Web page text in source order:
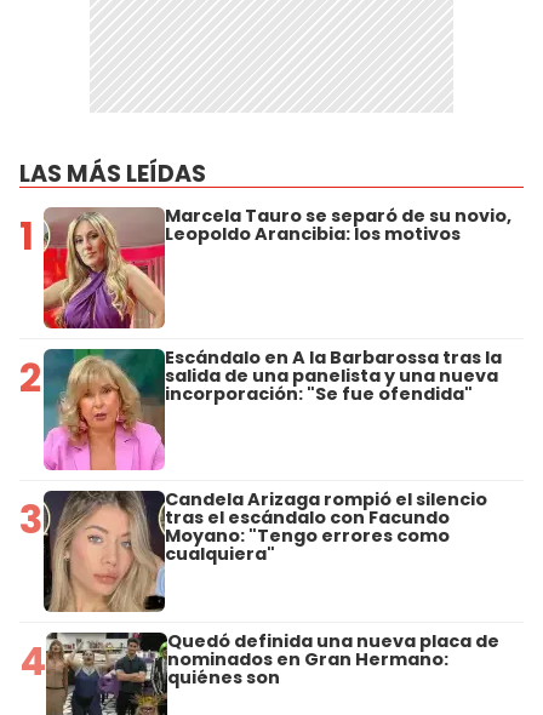
LAS MÁS LEÍDAS
1 Marcela Tauro se separó de su novio,
Leopoldo Arancibia: los motivos
2 Escándalo en A la Barbarossa tras la
salida de una panelista y una nueva
incorporación: "Se fue ofendida"
3 Candela Arizaga rompió el silencio
tras el escándalo con Facundo
Moyano: "Tengo errores como
cualquiera"
4 Quedó definida una nueva placa de
nominados en Gran Hermano:
quiénes son